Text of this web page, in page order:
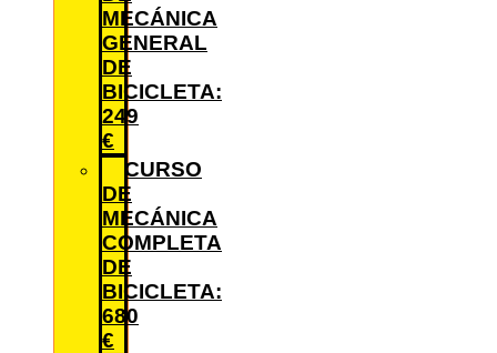
MECÁNICA
GENERAL
DE
BICICLETA:
249
€
CURSO
DE
MECÁNICA
COMPLETA
DE
BICICLETA:
680
€